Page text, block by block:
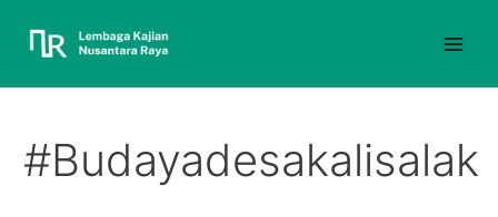
#Budayadesakalisalak